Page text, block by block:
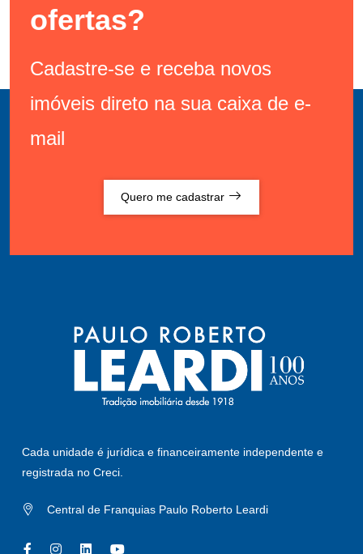
ofertas?
Cadastre-se e receba novos
imóveis direto na sua caixa de e-
mail
Quero me cadastrar
Cada unidade é jurídica e financeiramente independente e
registrada no Creci.
Central de Franquias Paulo Roberto Leardi